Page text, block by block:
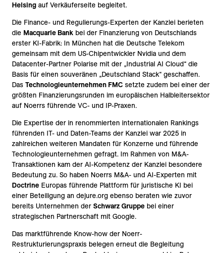
Helsing auf Verkäuferseite begleitet.
Die Finance- und Regulierungs-Experten der Kanzlei berieten
die Macquarie Bank bei der Finanzierung von Deutschlands
erster KI-Fabrik: In München hat die Deutsche Telekom
gemeinsam mit dem US-Chipentwickler Nvidia und dem
Datacenter-Partner Polarise mit der „Industrial AI Cloud“ die
Basis für einen souveränen „Deutschland Stack“ geschaffen.
Das Technologieunternehmen FMC setzte zudem bei einer der
größten Finanzierungsrunden im europäischen Halbleitersektor
auf Noerrs führende VC- und IP-Praxen.
Die Expertise der in renommierten internationalen Rankings
führenden IT- und Daten-Teams der Kanzlei war 2025 in
zahlreichen weiteren Mandaten für Konzerne und führende
Technologieunternehmen gefragt. Im Rahmen von M&A-
Transaktionen kam der AI-Kompetenz der Kanzlei besondere
Bedeutung zu. So haben Noerrs M&A- und AI-Experten mit
Doctrine Europas führende Plattform für juristische KI bei
einer Beteiligung an dejure.org ebenso beraten wie zuvor
bereits Unternehmen der Schwarz Gruppe bei einer
strategischen Partnerschaft mit Google.
Das marktführende Know-how der Noerr-
Restrukturierungspraxis belegen erneut die Begleitung